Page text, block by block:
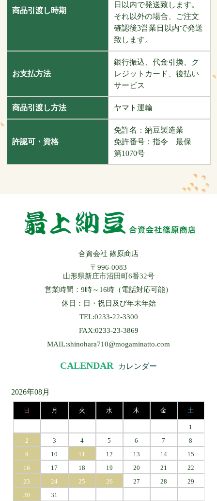
商品引渡し時期
日以内で発送致します。
それ以外の場合、ご注文
確認後3営業日以内で発送
致します。
お支払方法
銀行振込、代金引換、ク
レジットカード、後払い
サービス
商品引渡し方法 ヤマト運輸
許認可・資格
免許名：納豆製造業
免許番号：指令 最保
第1070号
合資会社 篠原商店
〒996-0083
山形県新庄市沼田町6番32号
営業時間：9時～16時（電話対応可能）
休日：日・祝日及び年末年始
TEL:0233-22-3300
FAX:0233-23-3869
MAIL:shinohara710@mogaminatto.com
CALENDAR カレンダー
2026年08月
日 月 火 水 木 金 土
1
2
3 4 5 6 7
8
9
10 11 12 13 14
15
16
17 18 19 20 21
22
23
24 25 26 27 28
29
30
31